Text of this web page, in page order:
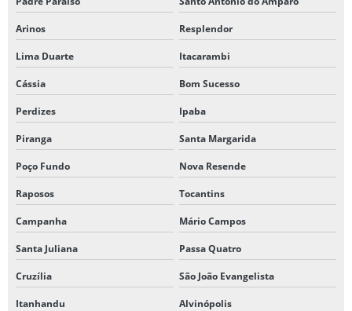
Arinos Resplendor
Lima Duarte Itacarambi
Cássia Bom Sucesso
Perdizes Ipaba
Piranga Santa Margarida
Poço Fundo Nova Resende
Raposos Tocantins
Campanha Mário Campos
Santa Juliana Passa Quatro
Cruzília São João Evangelista
Itanhandu Alvinópolis